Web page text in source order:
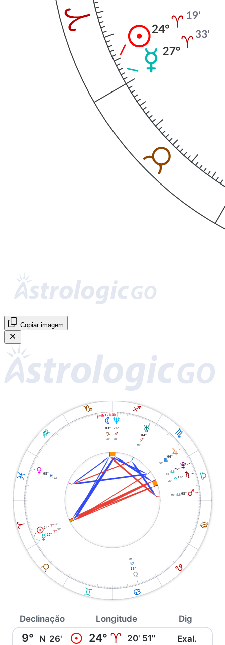
Copiar imagem
A
B
C D
E
F
G
H
I
J
K
L
M24°
A
19'
O27°
A
33'
Y
16°
D
59'
Q
05°
G
06'
S
18°
G
29'
V
25°
G
34'
R
06°
H
53'
T
04°
I
05'
U
26°
I
58'
N
03°
J
36'
P 08°
L 22'
24h 12h 0h
Declinação Longitude Dig
9° N 26' M 24° A 20' 51'' Exal.